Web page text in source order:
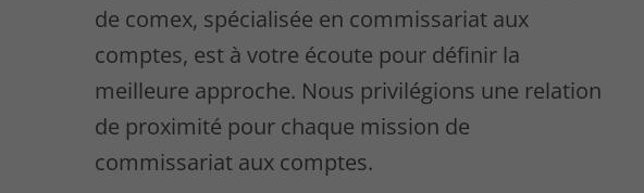
de comex, spécialisée en commissariat aux
comptes, est à votre écoute pour définir la
meilleure approche. Nous privilégions une relation
de proximité pour chaque mission de
commissariat aux comptes.